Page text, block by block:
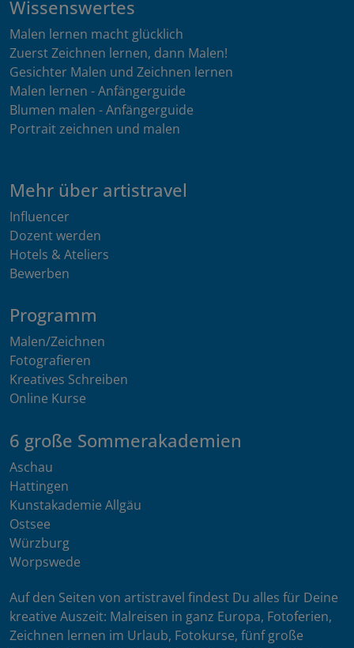
Wissenswertes
Malen lernen macht glücklich
Zuerst Zeichnen lernen, dann Malen!
Gesichter Malen und Zeichnen lernen
Malen lernen - Anfängerguide
Blumen malen - Anfängerguide
Portrait zeichnen und malen
Mehr über artistravel
Influencer
Dozent werden
Hotels & Ateliers
Bewerben
Programm
Malen/Zeichnen
Fotografieren
Kreatives Schreiben
Online Kurse
6 große Sommerakademien
Aschau
Hattingen
Kunstakademie Allgäu
Ostsee
Würzburg
Worpswede
Auf den Seiten von artistravel findest Du alles für Deine
kreative Auszeit: Malreisen in ganz Europa, Fotoferien,
Zeichnen lernen im Urlaub, Fotokurse, fünf große